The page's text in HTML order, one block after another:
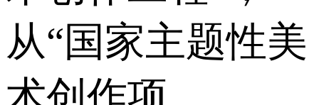
从“国家主题性美